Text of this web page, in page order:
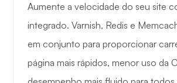
Aumente a velocidade do seu site
integrado. Varnish, Redis e
em conjunto para proporcionar
página mais rápidos, menor uso da